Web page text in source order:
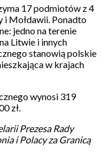
17 podmiotów z 4
i Mołdawii. Ponadto
jedno na terenie
Litwie i innych
stanowią polskie
w krajach
wynosi 319
zł.
Prezesa Rady
i Polacy za Granicą